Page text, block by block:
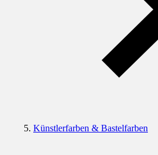
Künstlerfarben & Bastelfarben